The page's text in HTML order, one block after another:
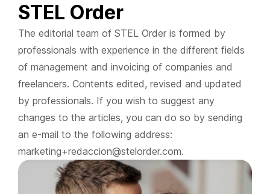
STEL Order
The editorial team of STEL Order is formed by
professionals with experience in the different fields
of management and invoicing of companies and
freelancers. Contents edited, revised and updated
by professionals. If you wish to suggest any
changes to the articles, you can do so by sending
an e-mail to the following address:
marketing+redaccion@stelorder.com.